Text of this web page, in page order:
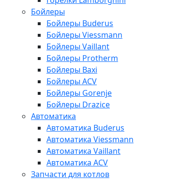
Бойлеры
Бойлеры Buderus
Бойлеры Viessmann
Бойлеры Vaillant
Бойлеры Protherm
Бойлеры Baxi
Бойлеры ACV
Бойлеры Gorenje
Бойлеры Drazice
Автоматика
Автоматика Buderus
Автоматика Viessmann
Автоматика Vaillant
Автоматика ACV
Запчасти для котлов